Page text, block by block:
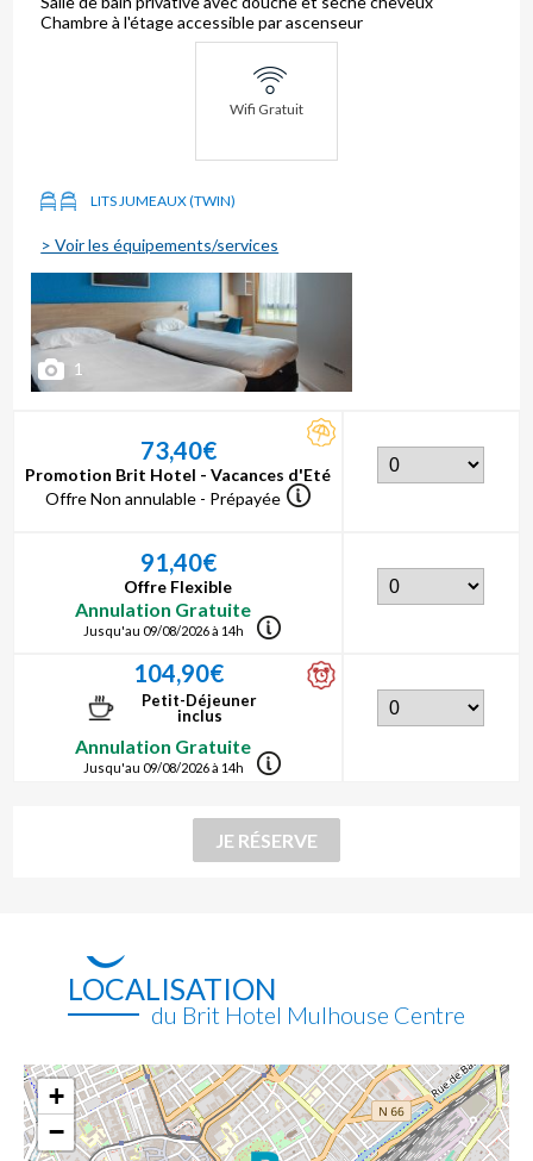
Chambre à l'étage accessible par ascenseur
Wifi Gratuit
LITS JUMEAUX (TWIN)
> Voir les équipements/services
1
73,40€
Promotion Brit Hotel - Vacances d'Eté
Offre Non annulable - Prépayée
91,40€
Offre Flexible
Annulation Gratuite
Jusqu'au 09/08/2026 à 14h
104,90€
Petit-Déjeuner
inclus
Annulation Gratuite
Jusqu'au 09/08/2026 à 14h
LOCALISATION
du Brit Hotel Mulhouse Centre
+
−